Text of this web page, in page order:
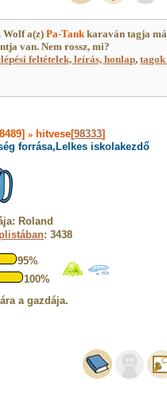
Wolf a(z)Pa-Tankkaraván tagja
van. Nem rossz, mi?
feltételek, leírás, honlap,
» hitvese[98333]
forrása,Lelkes iskolakezdő
Roland
: 3438
95%
100%
a gazdája.